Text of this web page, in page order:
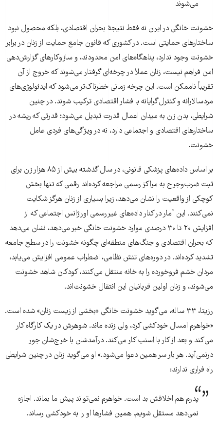
می‌شوند
خشونت خانگی در ایران نه فقط نتیجهٔ بحران اقتصادی، بلکه محصول نبود
ساختارهای حمایتی است. در کشوری که قانون جامع حمایت از زنان در برابر
خشونت وجود ندارد، پناهگاه‌های امن محدودند، و سازوکارهای گزارش‌دهی
امن فراهم نیست، زنان عملاً در چرخه‌ای گرفتار می‌شوند که خروج از آن
تقریباً ناممکن است. این چرخه زمانی خطرناک‌تر می‌شود که ایدئولوژی‌های
مردسالارانه و کنترل‌گرایانه با فشار اقتصادی ترکیب شوند. در چنین
شرایطی، بدن زن به میدان اعمال قدرت تبدیل می‌شود؛ قدرتی که ریشه در
ساختارهای اقتصادی و اجتماعی دارد، نه در ویژگی‌های فردی عامل
خشونت.
بر اساس داده‌های پزشکی قانونی، در سال گذشته بیش از ۸۵ هزار زن برای
ثبت ضرب‌وجرح به مراکز رسمی مراجعه کرده‌اند رقمی که تنها بخش
کوچکی از واقعیت را نشان می‌دهد، زیرا بسیاری از زنان هرگز شکایت
نمی‌کنند. این آمار در کنار داده‌های غیررسمی اورژانس اجتماعی که از
افزایش ۲۰ تا ۳۰ درصدی موارد خشونت خانگی خبر می‌دهد، نشان می‌دهد
که بحران اقتصادی و جنگ‌های منطقه‌ای چگونه خشونت را در سطح جامعه
تشدید کرده‌اند. در دوره‌های تنش نظامی، اضطراب عمومی افزایش می‌یابد،
مردان خشم فروخورده را به خانه منتقل می‌کنند، کودکان شاهد خشونت
می‌شوند، و زنان اولین قربانیان این انتقال خشونت‌اند.
رزیتا، ۳۳ ساله، می‌گوید خشونت خانگی «بخشی از زیست زنان» شده است.
«خواهرم امسال خودکشی کرد، ولی زنده ماند. شوهرش در یک کارگاه کار
می‌کند و بعد از کار با اسنپ کار می‌کند. درآمدشان با خرج‌شان جور
درنمی‌آید. هر بار سر همین دعوا می‌شود.» او می‌گوید زنان در چنین شرایطی
راه فراری ندارند:
پدرم هم اخلاقش بد است. خواهرم نمی‌تواند پیش ما بماند. اجازه
نمی‌دهد مستقل شویم. همین فشارها او را به خودکشی رساند.